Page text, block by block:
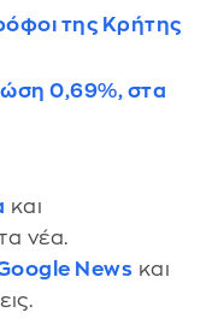
της Κρήτης
0,69%, στα
και
νέα.
News και